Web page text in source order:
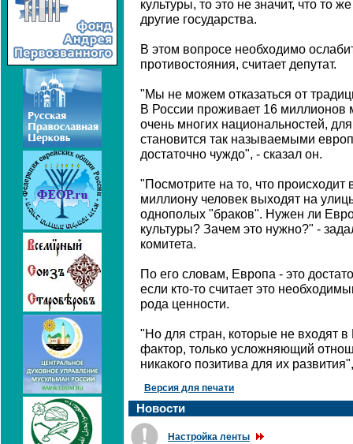
культуры, то это не значит, что то
другие государства.
В этом вопросе необходимо
противостояния, считает депутат.
"Мы не можем отказаться от
В России проживает 16 миллионов
очень многих национальностей,
становится так называемыми
достаточно чуждо", - сказал он.
"Посмотрите на то, что
миллиону человек выходят на
однополых "браков". Нужен ли
культуры? Зачем это нужно?" -
комитета.
По его словам, Европа - это
если кто-то считает это
рода ценности.
"Но для стран, которые не входят
фактор, только усложняющий
никакого позитива для их
Версия для печати
Новости
Настройка ленты